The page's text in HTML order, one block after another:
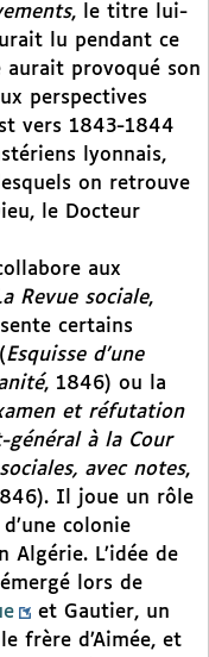
, le titre lui-
lu pendant ce
provoqué son
perspectives
vers 1843-1844
lyonnais,
on retrouve
le Docteur
aux
Revue sociale,
certains
Esquisse d’une
, 1846) ou la
et réfutation
général à la Cour
avec notes,
Il joue un rôle
colonie
Algérie. L’idée de
lors de
et Gautier, un
frère d’Aimée, et